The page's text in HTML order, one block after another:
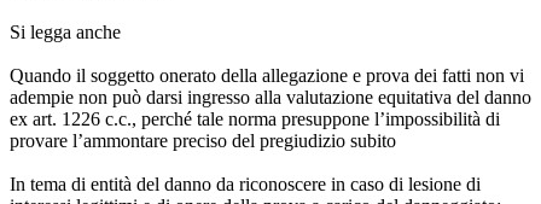
Si legga anche
Quando il soggetto onerato della allegazione e prova dei fatti non vi
adempie non può darsi ingresso alla valutazione equitativa del danno
ex art. 1226 c.c., perché tale norma presuppone l’impossibilità di
provare l’ammontare preciso del pregiudizio subito
In tema di entità del danno da riconoscere in caso di lesione di